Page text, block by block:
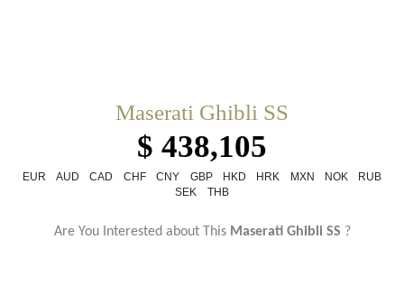
Maserati Ghibli SS
$ 438,105
EUR AUD CAD CHF CNY GBP HKD HRK MXN NOK
RUB
SEK
THB
Are You Interested about This Maserati Ghibli SS ?